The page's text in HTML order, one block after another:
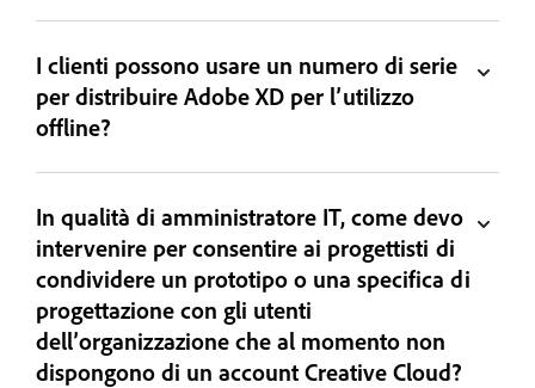
I clienti possono usare un numero di serie
per distribuire Adobe XD per l’utilizzo
offline?
In qualità di amministratore IT, come devo
intervenire per consentire ai progettisti di
condividere un prototipo o una specifica di
progettazione con gli utenti
dell’organizzazione che al momento non
dispongono di un account Creative Cloud?